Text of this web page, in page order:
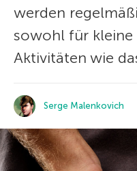
werden
sowohl für
Aktivitäten wie
Serge Malenkovich